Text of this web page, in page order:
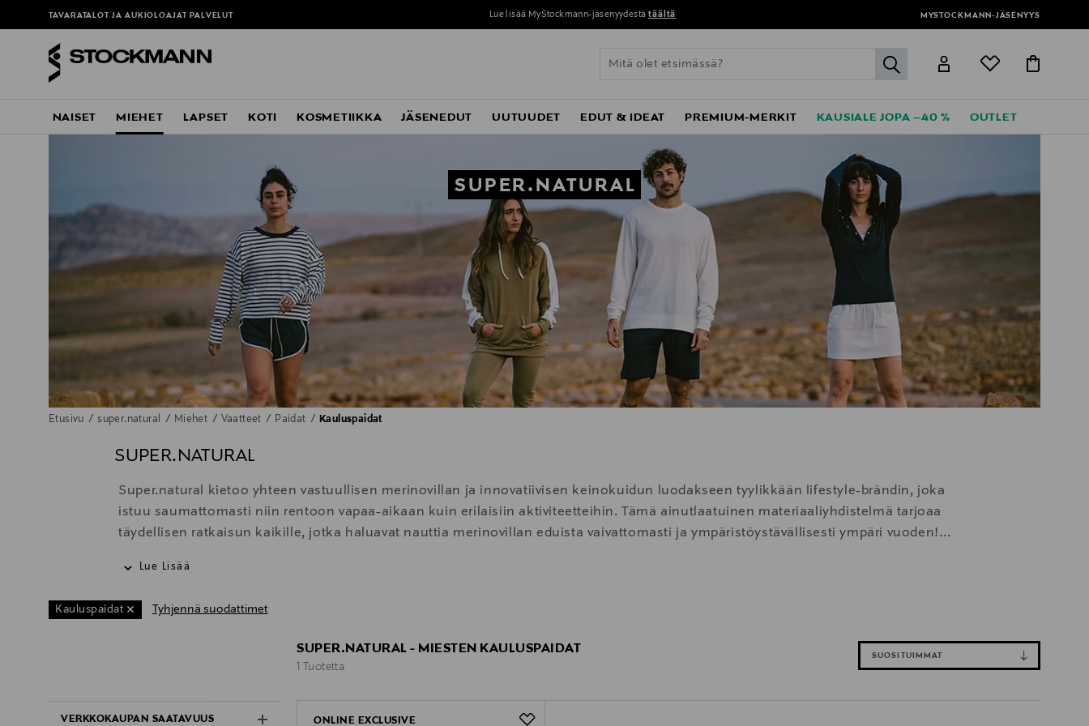
TAVARATALOT JA AUKIOLOAJAT PALVELUT Lue lisää MyStockmann-jäsenyydestä täältä MYSTOCKMANN-JÄSENYYS
label.header.go
NAISET MIEHET LAPSET KOTI KOSMETIIKKA JÄSENEDUT UUTUUDET EDUT & IDEAT PREMIUM-MERKIT KAUSIALE JOPA –40 % OUTLET
Etusivu super.natural Miehet Vaatteet Paidat Kauluspaidat
SUPER.NATURAL
SUPER.NATURAL
Super.natural kietoo yhteen vastuullisen merinovillan ja innovatiivisen keinokuidun luodakseen tyylikkään lifestyle-brändin, joka
istuu saumattomasti niin rentoon vapaa-aikaan kuin erilaisiin aktiviteetteihin. Tämä ainutlaatuinen materiaaliyhdistelmä tarjoaa
täydellisen ratkaisun kaikille, jotka haluavat nauttia merinovillan eduista vaivattomasti ja ympäristöystävällisesti ympäri vuoden!
jokapäiväiseen käyttöön. Tuotteet ovat pehmeitä, hengittäviä, helppohoitoisia, nopeasti kuivuvia ja tehokkaasti kosteutta siirtäviä.
Lue Lisää
Kauluspaidat Tyhjennä suodattimet
VERKKOKAUPAN SAATAVUUS
SUPER.NATURAL - MIESTEN KAULUSPAIDAT
1 Tuotetta
SUOSITUIMMAT
ONLINE EXCLUSIVE